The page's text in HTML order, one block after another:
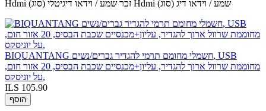
Hdmi (סוג) זכר שמע / וידאו דיגיטלי Hdmi (סוג) שמע / וידאו דיג
BIQUANTANG חשמלי מחומם תרמי להגדיר גברים/נשים, USB
מחוממת שרוול ארוך להגדיר, עליון+מכנסיים שכבת הבסיס, 20 אזור חום,
על יוניסקס,
ILS 105.90
הוסף